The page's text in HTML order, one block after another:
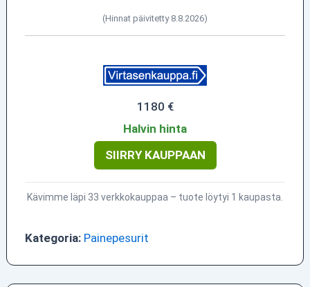
(Hinnat päivitetty 8.8.2026)
1180 €
Halvin hinta
SIIRRY KAUPPAAN
Kävimme läpi 33 verkkokauppaa – tuote löytyi 1 kaupasta.
Kategoria: Painepesurit